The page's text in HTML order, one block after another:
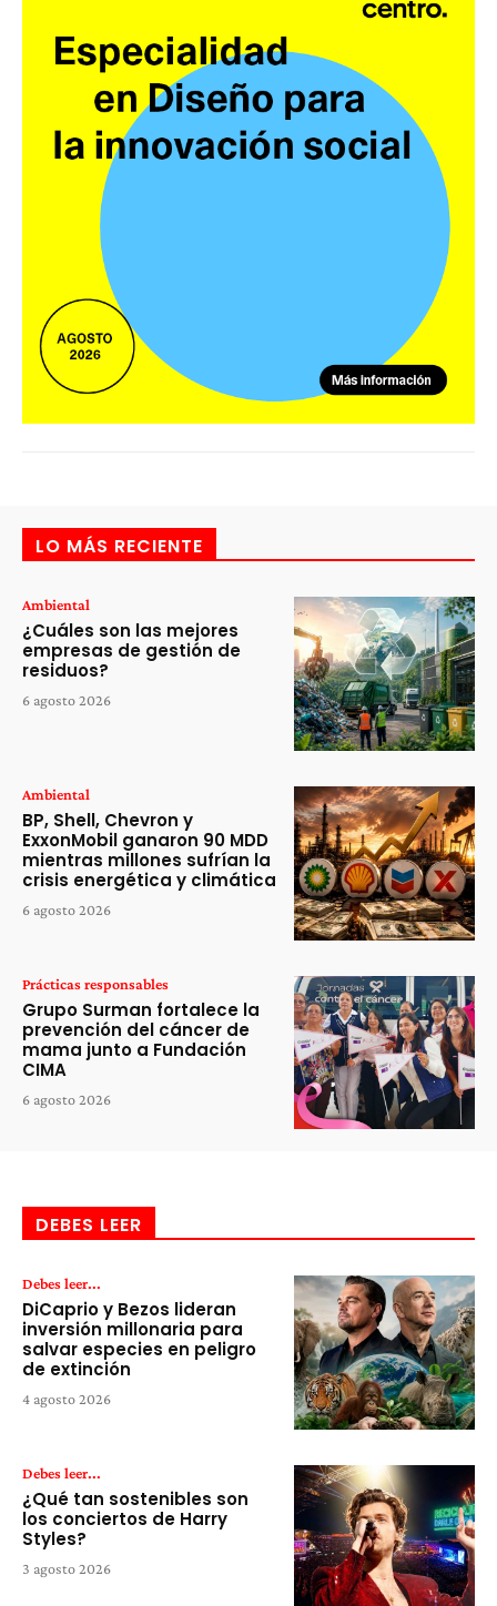
LO MÁS RECIENTE
Ambiental
¿Cuáles son las mejores
empresas de gestión de
residuos?
6 agosto 2026
Ambiental
BP, Shell, Chevron y
ExxonMobil ganaron 90 MDD
mientras millones sufrían la
crisis energética y climática
6 agosto 2026
Prácticas responsables
Grupo Surman fortalece la
prevención del cáncer de
mama junto a Fundación
CIMA
6 agosto 2026
DEBES LEER
Debes leer...
DiCaprio y Bezos lideran
inversión millonaria para
salvar especies en peligro
de extinción
4 agosto 2026
Debes leer...
¿Qué tan sostenibles son
los conciertos de Harry
Styles?
3 agosto 2026